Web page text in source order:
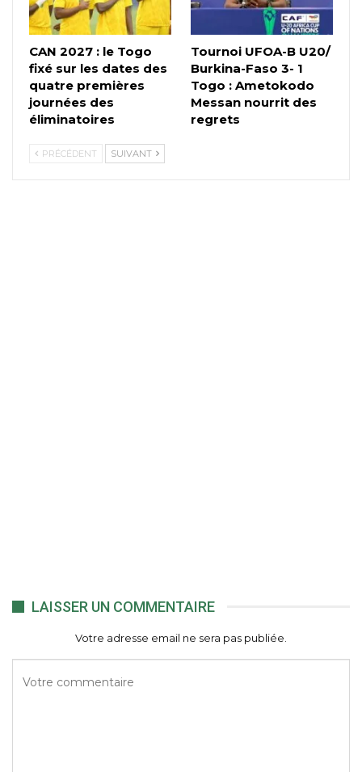
CAN 2027 : le Togo
fixé sur les dates des
quatre premières
journées des
éliminatoires
Tournoi UFOA-B U20/
Burkina-Faso 3- 1
Togo : Ametokodo
Messan nourrit des
regrets
PRÉCÉDENT SUIVANT
LAISSER UN COMMENTAIRE
Votre adresse email ne sera pas publiée.